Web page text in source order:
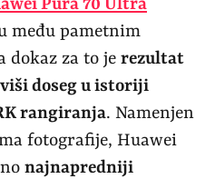
Pura 70 Ultra
među pametnim
dokaz za to je rezultat
doseg u istoriji
rangiranja. Namenjen
fotografije, Huawei
najnapredniji